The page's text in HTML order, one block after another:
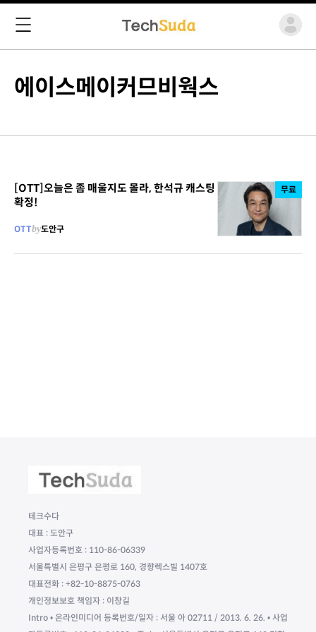
에이스메이커므비웍스
[OTT]오늘은 좀 매울지도 몰라, 한석규 캐스팅
확정!
OTTby도안구
무료
테크수다
대표 : 도안구
사업자등록번호 : 110-86-06339
서울특별시 은평구 은평로 160, 경향렉스빌 1407호
대표전화 : +82-10-8875-0763
개인정보보호 책임자 : 이창길
Intro • 온라인미디어 등록번호/일자 : 서울 아 02711 / 2013. 6. 26. • 사업